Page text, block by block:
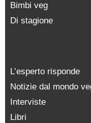
Bimbi veg
Di stagione
L’esperto risponde
Notizie dal mondo
Interviste
Libri